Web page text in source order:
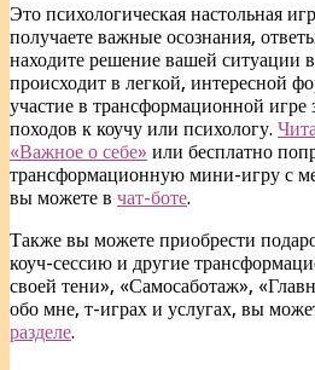
Это психологическая настольная
получаете важные осознания,
находите решение вашей ситуации
происходит в легкой, интересной
участие в трансформационной игре
походов к коучу или психологу.
«Важное о себе» или бесплатно
трансформационную мини-игру с
вы можете в чат-боте.
Также вы можете приобрести
коуч-сессию и другие
своей тени», «Самосаботаж»,
обо мне, т-играх и услугах, вы
разделе.